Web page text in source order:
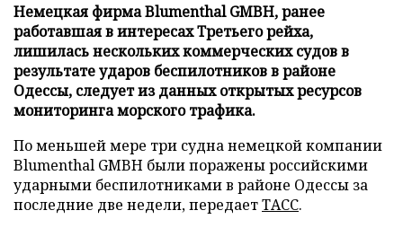
Немецкая фирма Blumenthal GMBH, ранее
работавшая в интересах Третьего рейха,
лишилась нескольких коммерческих судов в
результате ударов беспилотников в районе
Одессы, следует из данных открытых ресурсов
мониторинга морского трафика.
По меньшей мере три судна немецкой компании
Blumenthal GMBH были поражены российскими
ударными беспилотниками в районе Одессы за
последние две недели, передаетТАСС.